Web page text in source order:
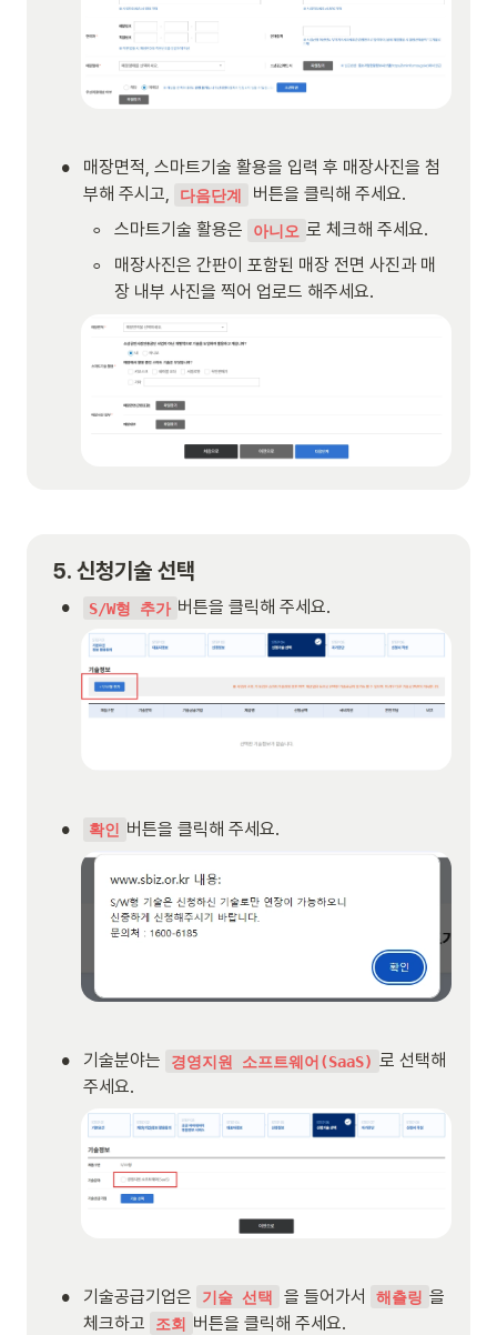
•
매장면적, 스마트기술 활용을 입력 후 매장사진을 첨
부해 주시고,
다음단계 버튼을 클릭해 주세요.
◦ 스마트기술 활용은 아니오 로 체크해 주세요.
◦
매장사진은 간판이 포함된 매장 전면 사진과 매
장 내부 사진을 찍어 업로드 해주세요.
5. 신청기술 선택
• S/W형 추가 버튼을 클릭해 주세요.
• 확인 버튼을 클릭해 주세요.
• 기술분야는 경영지원 소프트웨어(SaaS) 로 선택해
주세요.
• 기술공급기업은 기술 선택 을 들어가서 해츨링 을
체크하고
조회 버튼을 클릭해 주세요.